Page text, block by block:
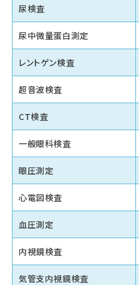
尿検査
尿中微量蛋白測定
レントゲン検査
超音波検査
CT検査
一般眼科検査
眼圧測定
心電図検査
血圧測定
内視鏡検査
気管支内視鏡検査